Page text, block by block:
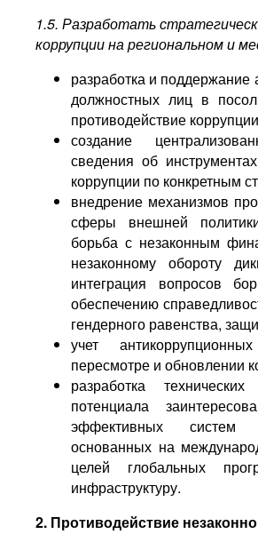
1.5. Разработать
коррупции на региональном и
разработка и поддержание
должностных лиц в
противодействие
создание
сведения об
коррупции по конкретным
внедрение механизмов
сферы внешней
борьба с незаконным
незаконному обороту
интеграция вопросов
обеспечению
гендерного равенства,
учет
пересмотре и обновлении
разработка
потенциала
эффективных систем
основанных на
целей глобальных
инфраструктуру.
2. Противодействие